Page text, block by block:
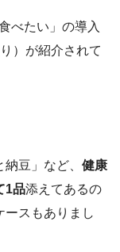
べたい」の導入
り）が紹介されて
豆」など、 健康
1品添えてあるの
ースもありまし